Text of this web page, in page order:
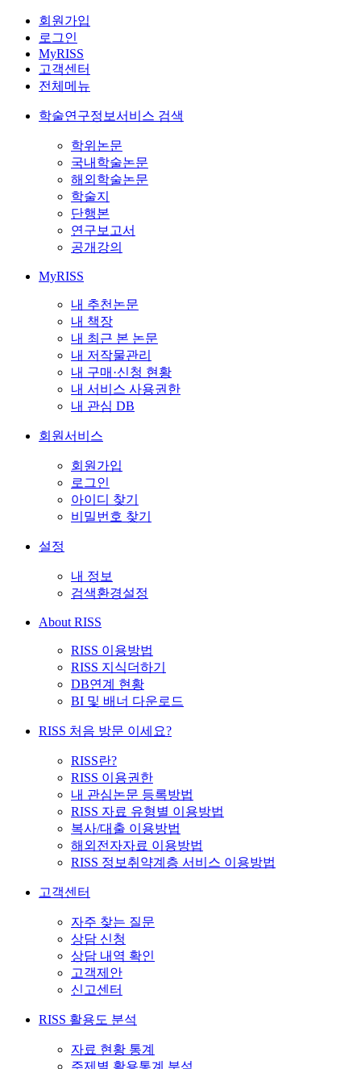
회원가입
로그인
MyRISS
고객센터
전체메뉴
학술연구정보서비스 검색
학위논문
국내학술논문
해외학술논문
학술지
단행본
연구보고서
공개강의
MyRISS
내 추천논문
내 책장
내 최근 본 논문
내 저작물관리
내 구매·신청 현황
내 서비스 사용권한
내 관심 DB
회원서비스
회원가입
로그인
아이디 찾기
비밀번호 찾기
설정
내 정보
검색환경설정
About RISS
RISS 이용방법
RISS 지식더하기
DB연계 현황
BI 및 배너 다운로드
RISS 처음 방문 이세요?
RISS란?
RISS 이용권한
내 관심논문 등록방법
RISS 자료 유형별 이용방법
복사/대출 이용방법
해외전자자료 이용방법
RISS 정보취약계층 서비스 이용방법
고객센터
자주 찾는 질문
상담 신청
상담 내역 확인
고객제안
신고센터
RISS 활용도 분석
자료 현황 통계
주제별 활용통계 분석